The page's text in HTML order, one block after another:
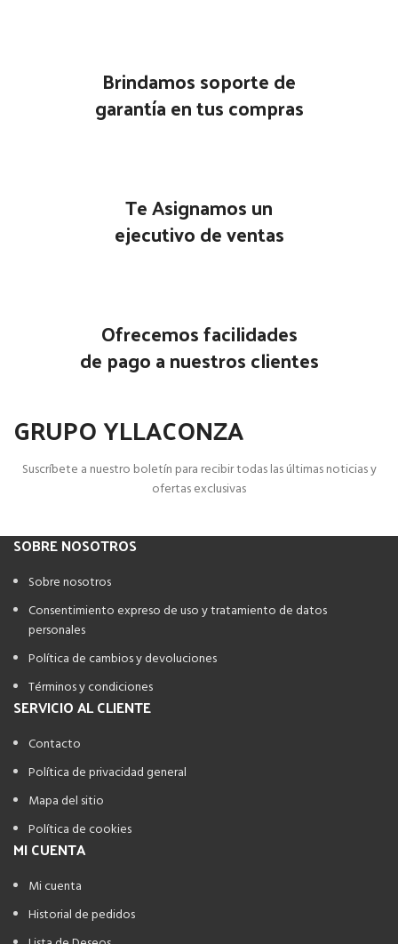
Brindamos soporte de
garantía en tus compras
Te Asignamos un
ejecutivo de ventas
Ofrecemos facilidades
de pago a nuestros clientes
GRUPO YLLACONZA
Suscríbete a nuestro boletín para recibir todas las últimas noticias y
ofertas exclusivas
SOBRE NOSOTROS
Sobre nosotros
Consentimiento expreso de uso y tratamiento de datos
personales
Política de cambios y devoluciones
Términos y condiciones
SERVICIO AL CLIENTE
Contacto
Política de privacidad general
Mapa del sitio
Política de cookies
MI CUENTA
Mi cuenta
Historial de pedidos